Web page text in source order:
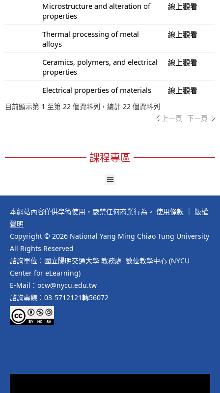
Microstructure and alteration of
properties
線上觀看
Thermal processing of metal
alloys
線上觀看
Ceramics, polymers, and electrical
properties
線上觀看
Electrical properties of materials 線上觀看
目前顯示第 1 至第 22 個資料列，總計 22 個資料列
上一頁 下一頁
課程專區
本網站內容僅供學術使用，嚴禁任何商業行為。 使用條款
版權
聲明
Copyright © 2026 National Yang Ming Chiao Tung University
All Rights Reserved
諮詢單位：國立陽明交通大學 教務處 數位教學中心 (NYCU
Center for eLearning)
E-Mail：ocw@nycu.edu.tw
諮詢專線：03-5712121轉56072